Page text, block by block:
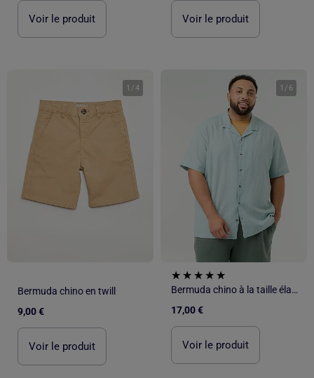
Voir le produit Voir le produit
1 /4
Bermuda chino en twill
9,00 €
Voir le produit
1 / 6
Bermuda chino à la taille élastiquée
17,00 €
Voir le produit